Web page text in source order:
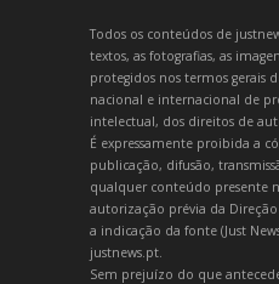
Todos os conteúdos de
textos, as fotografias, as
protegidos nos termos gerais
nacional e internacional de
intelectual, dos direitos de
É expressamente proibida a
publicação, difusão,
qualquer conteúdo presente
autorização prévia da Direção
a indicação da fonte (Just
justnews.pt.
Sem prejuízo do que